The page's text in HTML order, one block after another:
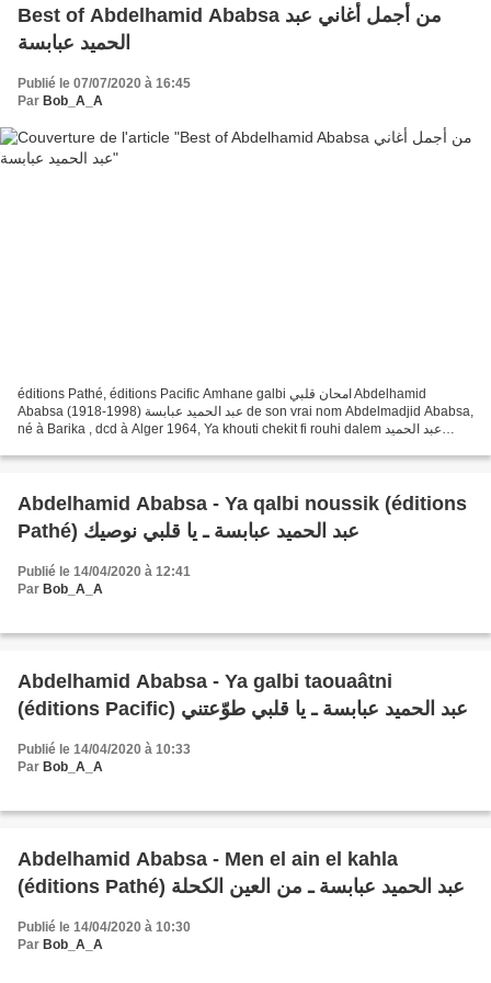
Best of Abdelhamid Ababsa من أجمل أغاني عبد
الحميد عبابسة
Publié le 07/07/2020 à 16:45
Par Bob_A_A
éditions Pathé, éditions Pacific Amhane galbi امحان قلبي Abdelhamid
Ababsa (1918-1998) عبد الحميد عبابسة de son vrai nom Abdelmadjid Ababsa,
né à Barika , dcd à Alger 1964, Ya khouti chekit fi rouhi dalem عبد الحميد
Abdelhamid Ababsa - Ya qalbi noussik (éditions
Pathé) عبد الحميد عبابسة ـ يا قلبي نوصيك
Publié le 14/04/2020 à 12:41
Par Bob_A_A
Abdelhamid Ababsa - Ya galbi taouaâtni
(éditions Pacific) عبد الحميد عبابسة ـ يا قلبي طوّعتني
Publié le 14/04/2020 à 10:33
Par Bob_A_A
Abdelhamid Ababsa - Men el ain el kahla
(éditions Pathé) عبد الحميد عبابسة ـ من العين الكحلة
Publié le 14/04/2020 à 10:30
Par Bob_A_A